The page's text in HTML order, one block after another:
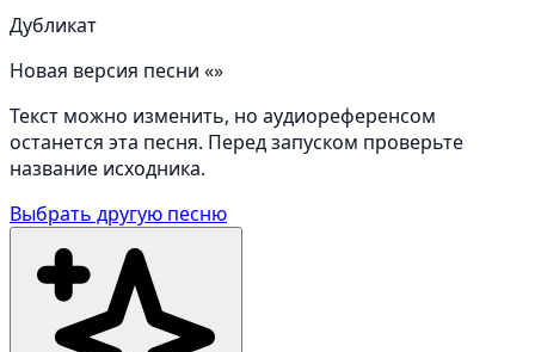
Дубликат
Новая версия песни «»
Текст можно изменить, но аудиореференсом
останется эта песня. Перед запуском проверьте
название исходника.
Выбрать другую песню